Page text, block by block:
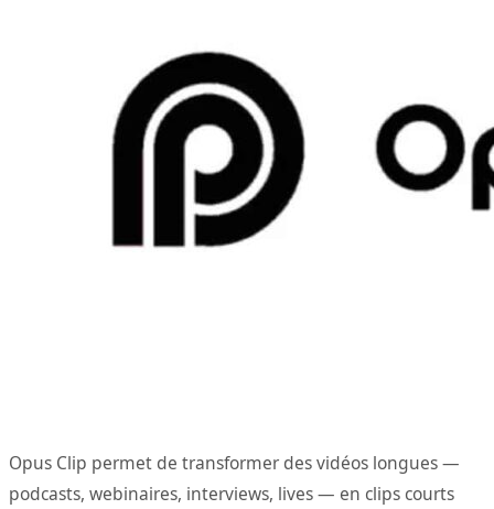
Opus Clip permet de transformer des vidéos longues —
podcasts, webinaires, interviews, lives — en clips courts